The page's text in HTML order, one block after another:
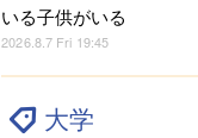
いる子供がいる
2026.8.7 Fri 19:45
大学